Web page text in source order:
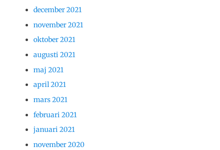
december 2021
november 2021
oktober 2021
augusti 2021
maj 2021
april 2021
mars 2021
februari 2021
januari 2021
november 2020